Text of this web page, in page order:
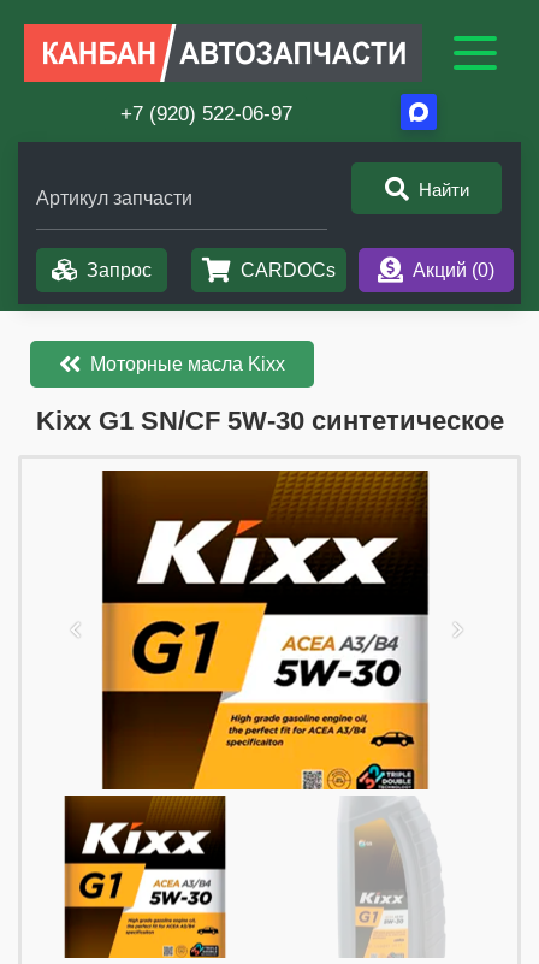
+7 (920) 522-06-97
Артикул запчасти Найти
Запрос CARDOCs Акций (0)
Моторные масла Kixx
​​​​Kixx G1 SN/CF 5W-30 синтетическое